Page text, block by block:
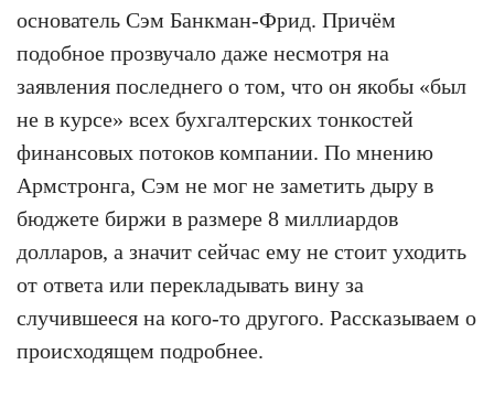
основатель Сэм Банкман-Фрид. Причём
подобное прозвучало даже несмотря на
заявления последнего о том, что он якобы «был
не в курсе» всех бухгалтерских тонкостей
финансовых потоков компании. По мнению
Армстронга, Сэм не мог не заметить дыру в
бюджете биржи в размере 8 миллиардов
долларов, а значит сейчас ему не стоит уходить
от ответа или перекладывать вину за
случившееся на кого-то другого. Рассказываем о
происходящем подробнее.